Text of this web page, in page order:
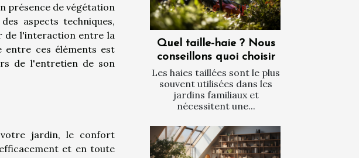
présence de végétation
aspects techniques,
de l'interaction entre la
entre ces éléments est
de l'entretien de son
votre jardin, le confort
et en toute
Quel taille-haie ? Nous
conseillons quoi choisir
Les haies taillées sont le plus
souvent utilisées dans les
jardins familiaux et
nécessitent une...